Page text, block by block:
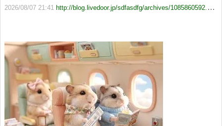
2026/08/07 21:41 http://blog.livedoor.jp/sdfasdfg/archives/1085860592.html